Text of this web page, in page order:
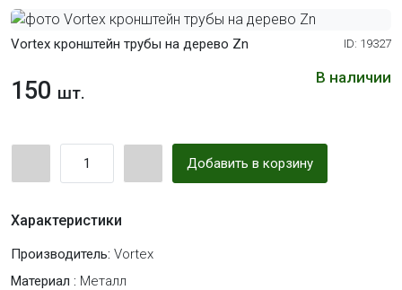
Vortex кронштейн трубы на дерево Zn ID: 19327
В наличии
150 шт.
Добавить в корзину
Характеристики
Производитель: Vortex
Материал : Металл